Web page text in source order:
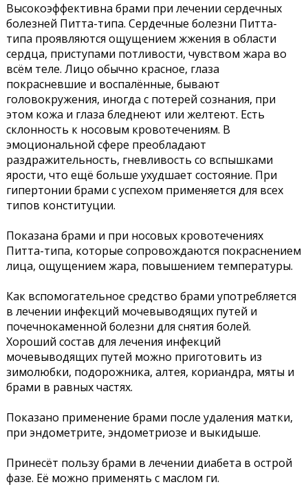
Высокоэффективна брами при лечении сердечных
болезней Питта-типа. Сердечные болезни Питта-
типа проявляются ощущением жжения в области
сердца, приступами потливости, чувством жара во
всём теле. Лицо обычно красное, глаза
покрасневшие и воспалённые, бывают
головокружения, иногда с потерей сознания, при
этом кожа и глаза бледнеют или желтеют. Есть
склонность к носовым кровотечениям. В
эмоциональной сфере преобладают
раздражительность, гневливость со вспышками
ярости, что ещё больше ухудшает состояние. При
гипертонии брами с успехом применяется для всех
типов конституции.
Показана брами и при носовых кровотечениях
Питта-типа, которые сопровождаются покраснением
лица, ощущением жара, повышением температуры.
Как вспомогательное средство брами употребляется
в лечении инфекций мочевыводящих путей и
почечнокаменной болезни для снятия болей.
Хороший состав для лечения инфекций
мочевыводящих путей можно приготовить из
зимолюбки, подорожника, алтея, кориандра, мяты и
брами в равных частях.
Показано применение брами после удаления матки,
при эндометрите, эндометриозе и выкидыше.
Принесёт пользу брами в лечении диабета в острой
фазе. Её можно применять с маслом ги.